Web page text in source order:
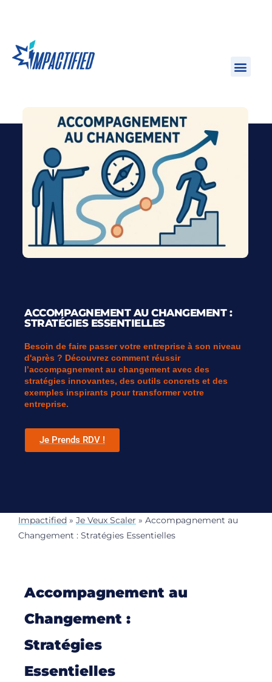
ACCOMPAGNEMENT AU CHANGEMENT :
STRATÉGIES ESSENTIELLES
Besoin de faire passer votre entreprise à son niveau
d'après ? Découvrez comment réussir
l’accompagnement au changement avec des
stratégies innovantes, des outils concrets et des
exemples inspirants pour transformer votre
entreprise.
Je Prends RDV !
Impactified » Je Veux Scaler » Accompagnement au
Changement : Stratégies Essentielles
Accompagnement au
Changement :
Stratégies
Essentielles